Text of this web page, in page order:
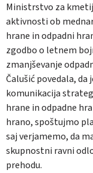
Ministrstvo za
aktivnosti ob
hrane in odpadni
zgodbo o letnem
zmanjševanje
Čalušić povedala,
komunikacija
hrane in odpadne
hrano, spoštujmo
saj verjamemo, da
skupnostni ravni
prehodu.